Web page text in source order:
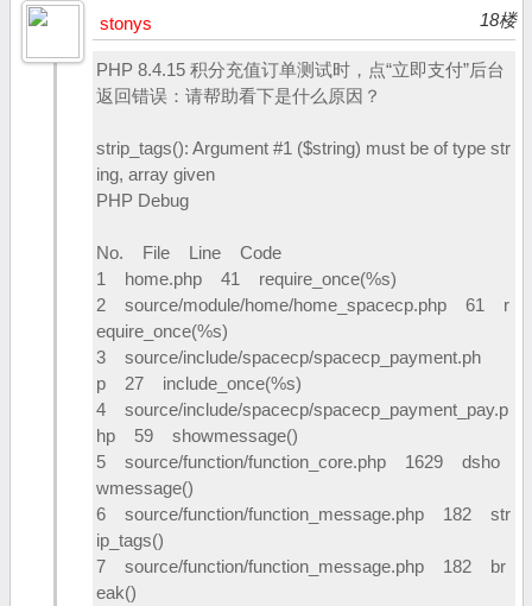
stonys 18楼
PHP 8.4.15 积分充值订单测试时，点“立即支付”后台
返回错误：请帮助看下是什么原因？
strip_tags(): Argument #1 ($string) must be of type str
ing, array given
PHP Debug
No. File Line Code
1 home.php 41 require_once(%s)
2 source/module/home/home_spacecp.php 61 r
equire_once(%s)
3 source/include/spacecp/spacecp_payment.ph
p 27 include_once(%s)
4 source/include/spacecp/spacecp_payment_pay.p
hp 59 showmessage()
5 source/function/function_core.php 1629 dsho
wmessage()
6 source/function/function_message.php 182 str
ip_tags()
7 source/function/function_message.php 182 br
eak()